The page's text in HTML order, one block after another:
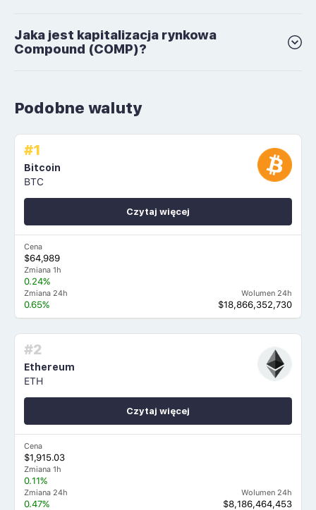
Jaka jest kapitalizacja rynkowa
Compound (COMP)?
Podobne waluty
#1
Bitcoin
BTC
Cena
$64,989
Zmiana 1h
0.24%
Zmiana 24h
0.65%
Wolumen 24h
$18,866,352,730
Czytaj więcej
#2
Ethereum
ETH
Cena
$1,915.03
Zmiana 1h
0.11%
Zmiana 24h
0.47%
Wolumen 24h
$8,186,464,453
Czytaj więcej